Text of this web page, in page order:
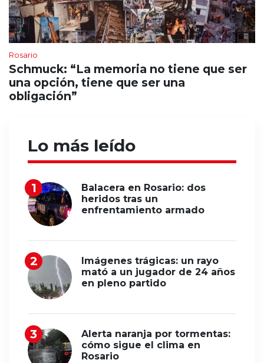
Rosario
Schmuck: “La memoria no tiene que ser
una opción, tiene que ser una
obligación”
Lo más leído
Balacera en Rosario: dos
heridos tras un
enfrentamiento armado
Imágenes trágicas: un rayo
mató a un jugador de 24 años
en pleno partido
Alerta naranja por tormentas:
cómo sigue el clima en
Rosario